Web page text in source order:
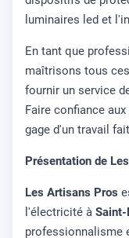
luminaires led et
En tant que
maîtrisons tous
fournir un service
Faire confiance
gage d'un travail
Présentation de
Les Artisans Pros
l'électricité à
professionnalisme